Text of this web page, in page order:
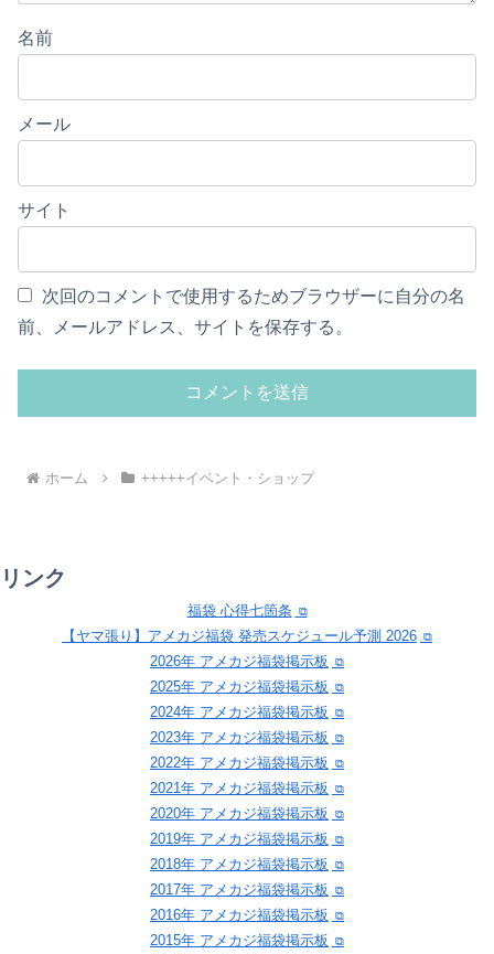
名前
メール
サイト
次回のコメントで使用するためブラウザーに自分の名
前、メールアドレス、サイトを保存する。
ホーム +++++イベント・ショップ
リンク
福袋 心得七箇条
【ヤマ張り】アメカジ福袋 発売スケジュール予測 2026
2026年 アメカジ福袋掲示板
2025年 アメカジ福袋掲示板
2024年 アメカジ福袋掲示板
2023年 アメカジ福袋掲示板
2022年 アメカジ福袋掲示板
2021年 アメカジ福袋掲示板
2020年 アメカジ福袋掲示板
2019年 アメカジ福袋掲示板
2018年 アメカジ福袋掲示板
2017年 アメカジ福袋掲示板
2016年 アメカジ福袋掲示板
2015年 アメカジ福袋掲示板